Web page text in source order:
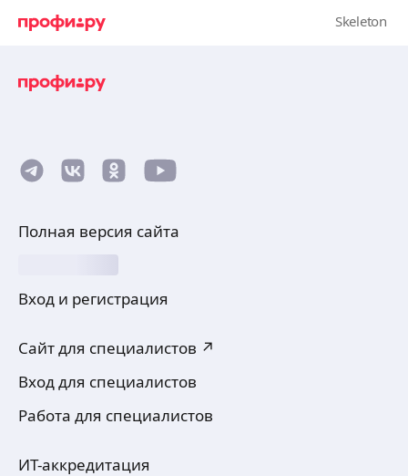
Полная версия сайта
Вход и регистрация
Сайт для специалистов ↗
Вход для специалистов
Работа для специалистов
ИТ-аккредитация